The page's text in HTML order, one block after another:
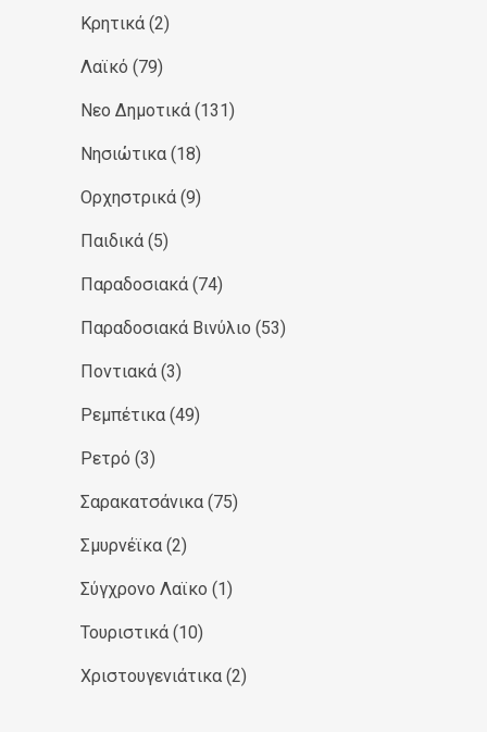
Κρητικά (2)
Λαϊκό (79)
Νεο Δημοτικά (131)
Νησιώτικα (18)
Ορχηστρικά (9)
Παιδικά (5)
Παραδοσιακά (74)
Παραδοσιακά Βινύλιο (53)
Ποντιακά (3)
Ρεμπέτικα (49)
Ρετρό (3)
Σαρακατσάνικα (75)
Σμυρνέϊκα (2)
Σύγχρονο Λαϊκο (1)
Τουριστικά (10)
Χριστουγενιάτικα (2)